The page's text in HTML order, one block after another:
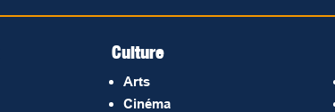
Culture
Arts
Cinéma